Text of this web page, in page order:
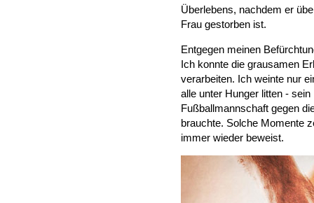
Überlebens, nachdem er
Frau gestorben ist.
Entgegen meinen
Ich konnte die grausamen
verarbeiten. Ich weinte nur
alle unter Hunger litten -
Fußballmannschaft gegen
brauchte. Solche Momente
immer wieder beweist.